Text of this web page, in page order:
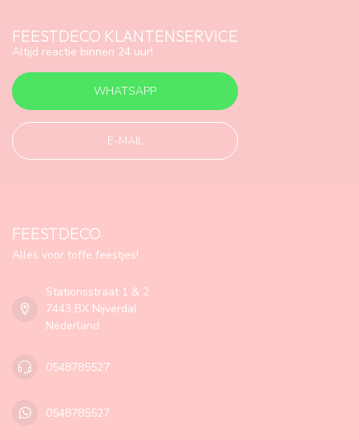
FEESTDECO KLANTENSERVICE
Altijd reactie binnen 24 uur!
WHATSAPP
E-MAIL
FEESTDECO
Alles voor toffe feestjes!
Stationsstraat 1 & 2
7443 BX Nijverdal
Nederland
0548785527
0548785527